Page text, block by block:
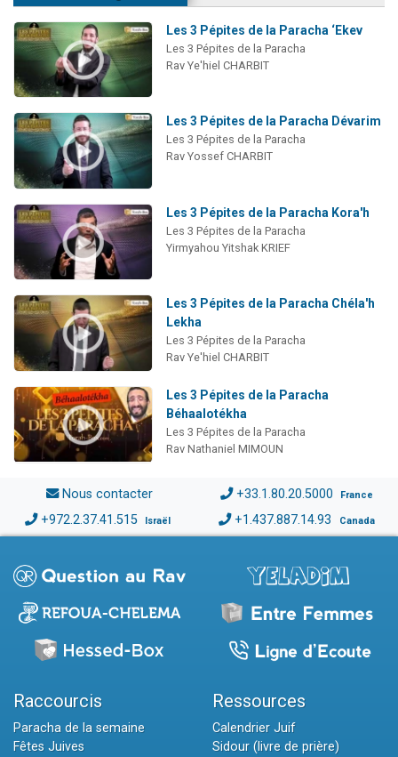
Les 3 Pépites de la Paracha ‘Ekev
Les 3 Pépites de la Paracha
Rav Ye'hiel CHARBIT
Les 3 Pépites de la Paracha Dévarim
Les 3 Pépites de la Paracha
Rav Yossef CHARBIT
Les 3 Pépites de la Paracha Kora'h
Les 3 Pépites de la Paracha
Yirmyahou Yitshak KRIEF
Les 3 Pépites de la Paracha Chéla'h
Lekha
Les 3 Pépites de la Paracha
Rav Ye'hiel CHARBIT
Les 3 Pépites de la Paracha
Béhaalotékha
Les 3 Pépites de la Paracha
Rav Nathaniel MIMOUN
Nous contacter +33.1.80.20.5000 France
+972.2.37.41.515 Israël +1.437.887.14.93 Canada
Raccourcis
Paracha de la semaine
Fêtes Juives
Ressources
Calendrier Juif
Sidour (livre de prière)